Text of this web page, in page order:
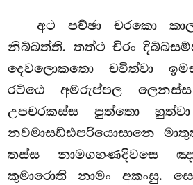
අථ පච්ඡා චරකො
නිබ්බත්ති. තත්ථ චිරං
දෙවලොකතො චවිත්වා
රට්ඨෙ අමරුප්පල
උපචරකස්ස පුත්තො
නවමාසඩ්ඪපරියොසානෙ
තස්ස නාමගහණදිවසෙ
කුමාරොති නාමං අකංසු.